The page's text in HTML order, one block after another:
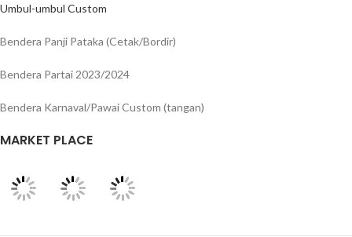
Umbul-umbul Custom
Bendera Panji Pataka (Cetak/Bordir)
Bendera Partai 2023/2024
Bendera Karnaval/Pawai Custom (tangan)
MARKET PLACE